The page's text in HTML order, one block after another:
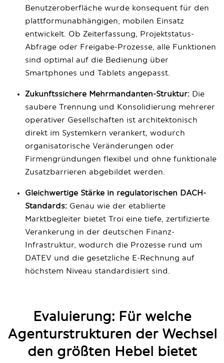
Benutzeroberfläche wurde konsequent für den
plattformunabhängigen, mobilen Einsatz
entwickelt. Ob Zeiterfassung, Projektstatus-
Abfrage oder Freigabe-Prozesse, alle Funktionen
sind optimal auf die Bedienung über
Smartphones und Tablets angepasst.
Zukunftssichere Mehrmandanten-Struktur: Die
saubere Trennung und Konsolidierung mehrerer
operativer Gesellschaften ist architektonisch
direkt im Systemkern verankert, wodurch
organisatorische Veränderungen oder
Firmengründungen flexibel und ohne funktionale
Zusatzbarrieren abgebildet werden.
Gleichwertige Stärke in regulatorischen DACH-
Standards: Genau wie der etablierte
Marktbegleiter bietet Troi eine tiefe, zertifizierte
Verankerung in der deutschen Finanz-
Infrastruktur, wodurch die Prozesse rund um
DATEV und die gesetzliche E-Rechnung auf
höchstem Niveau standardisiert sind.
Evaluierung: Für welche
Agenturstrukturen der Wechsel
den größten Hebel bietet